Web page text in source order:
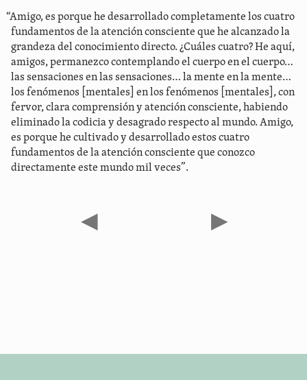
“Amigo, es porque he desarrollado completamente los cuatro
fundamentos de la atención consciente que he alcanzado la
grandeza del conocimiento directo. ¿Cuáles cuatro? He aquí,
amigos, permanezco contemplando el cuerpo en el cuerpo…
las sensaciones en las sensaciones… la mente en la mente…
los fenómenos [mentales] en los fenómenos [mentales], con
fervor, clara comprensión y atención consciente, habiendo
eliminado la codicia y desagrado respecto al mundo. Amigo,
es porque he cultivado y desarrollado estos cuatro
fundamentos de la atención consciente que conozco
directamente este mundo mil veces”.
◀ ▶